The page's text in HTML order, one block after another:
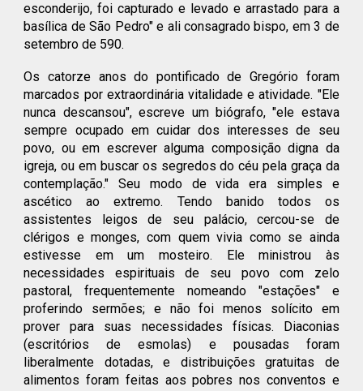
esconderijo, foi capturado e levado e arrastado para a
basílica de São Pedro" e ali consagrado bispo, em 3 de
setembro de 590.
Os catorze anos do pontificado de Gregório foram
marcados por extraordinária vitalidade e atividade. "Ele
nunca descansou", escreve um biógrafo, "ele estava
sempre ocupado em cuidar dos interesses de seu
povo, ou em escrever alguma composição digna da
igreja, ou em buscar os segredos do céu pela graça da
contemplação." Seu modo de vida era simples e
ascético ao extremo. Tendo banido todos os
assistentes leigos de seu palácio, cercou-se de
clérigos e monges, com quem vivia como se ainda
estivesse em um mosteiro. Ele ministrou às
necessidades espirituais de seu povo com zelo
pastoral, frequentemente nomeando "estações" e
proferindo sermões; e não foi menos solícito em
prover para suas necessidades físicas. Diaconias
(escritórios de esmolas) e pousadas foram
liberalmente dotadas, e distribuições gratuitas de
alimentos foram feitas aos pobres nos conventos e